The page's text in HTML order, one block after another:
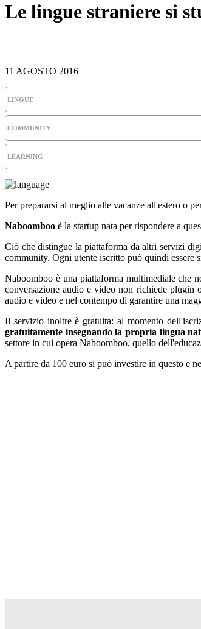
Le lingue straniere si
11 AGOSTO 2016
LINGUE
COMMUNITY
LEARNING
Per prepararsi al meglio alle vacanze all'estero o
Naboomboo è la startup nata per rispondere a
Ciò che distingue la piattaforma da altri servizi
community. Ogni utente iscritto può quindi essere
Naboomboo è una piattaforma multimediale che
conversazione audio e video non richiede plugin
audio e video e nel contempo di garantire una
Il servizio inoltre è gratuita: al momento
gratuitamente insegnando la propria lingua
settore in cui opera Naboomboo, quello
A partire da 100 euro si può investire in questo e